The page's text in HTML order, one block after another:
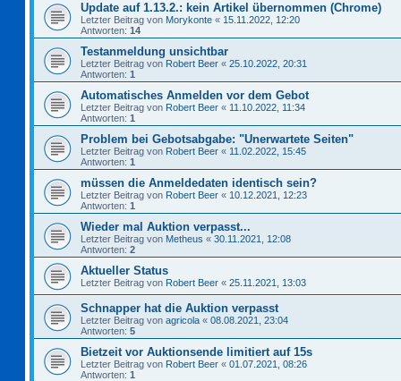
Update auf 1.13.2.: kein Artikel übernommen (Chrome)
Letzter Beitrag von Morykonte « 15.11.2022, 12:20
Antworten: 14
Testanmeldung unsichtbar
Letzter Beitrag von Robert Beer « 25.10.2022, 20:31
Antworten: 1
Automatisches Anmelden vor dem Gebot
Letzter Beitrag von Robert Beer « 11.10.2022, 11:34
Antworten: 1
Problem bei Gebotsabgabe: "Unerwartete Seiten"
Letzter Beitrag von Robert Beer « 11.02.2022, 15:45
Antworten: 1
müssen die Anmeldedaten identisch sein?
Letzter Beitrag von Robert Beer « 10.12.2021, 12:23
Antworten: 1
Wieder mal Auktion verpasst...
Letzter Beitrag von Metheus « 30.11.2021, 12:08
Antworten: 2
Aktueller Status
Letzter Beitrag von Robert Beer « 25.11.2021, 13:03
Schnapper hat die Auktion verpasst
Letzter Beitrag von agricola « 08.08.2021, 23:04
Antworten: 5
Bietzeit vor Auktionsende limitiert auf 15s
Letzter Beitrag von Robert Beer « 01.07.2021, 08:26
Antworten: 1